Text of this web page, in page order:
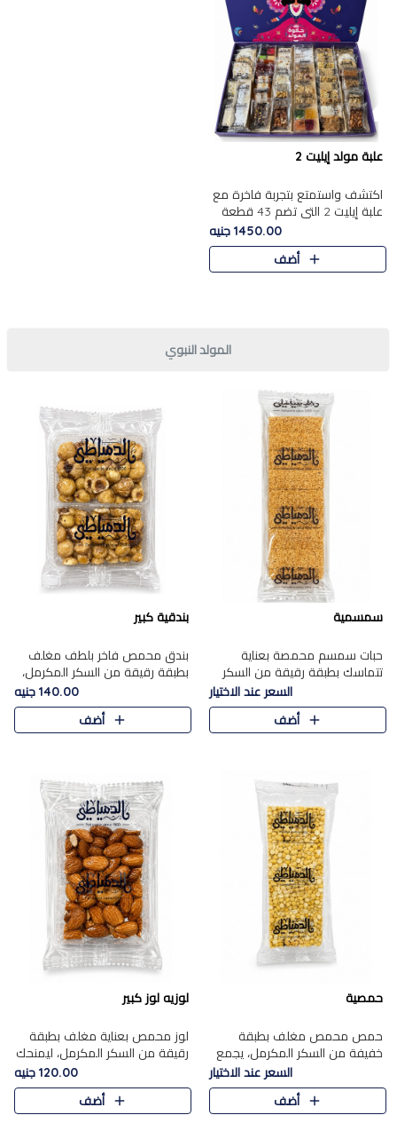
علبة مولد إيليت 2
اكتشف واستمتع بتجربة فاخرة مع
علبة إيليت 2 التي تضم 43 قطعة
تشكيلة من أرقى حلويات المولد
الشرقية المصرية الأصيلة ,معروضة
بشكل جميل في علبة أ..
1450.00 جنيه
أضف
المولد النبوي
سمسمية
حبات سمسم محمصة بعناية
تتماسك بطبقة رقيقة من السكر
المكرمل، لتقدم طعم السمسم
المميز وقرمشتة التي ارتبطت ببهجة
المولد عبر الأجيال.
السعر عند الاختيار
أضف
بندقية كبير
بندق محمص فاخر بلطف مغلف
بطبقة رقيقة من السكر المكرمل،
يجمع بين النكهة الغنية ناتي
والقرمشة الراقية المرضية في
حلوى شرقية أنيقه بطابع مميز.
140.00 جنيه
أضف
حمصية
حمص محمص مغلف بطبقة
خفيفة من السكر المكرمل، يجمع
بين القرمشة المميزة والطعم
الشرقي الأصيل في واحدة من أشهر
حلويات الموسم.
السعر عند الاختيار
أضف
لوزيه لوز كبير
لوز محمص بعناية مغلف بطبقة
رقيقة من السكر المكرمل، ليمنحك
قرمشة راقية ونكهة غنية تبرز
فخامة اللوز في كل قطعة.
120.00 جنيه
أضف